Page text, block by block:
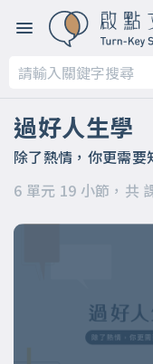
過好人生學
除了熱情，你更需要
6 單元 19 小節，共
第一章 你適合上這門課
第二章 過好人生四大
第三章 過好人生四大
第四章 過好人生四大
第六章 五個滿足～你